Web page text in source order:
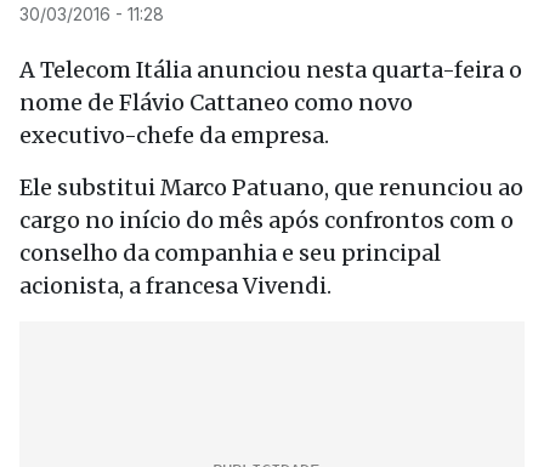
30/03/2016 - 11:28
A Telecom Itália anunciou nesta quarta-feira o
nome de Flávio Cattaneo como novo
executivo-chefe da empresa.
Ele substitui Marco Patuano, que renunciou ao
cargo no início do mês após confrontos com o
conselho da companhia e seu principal
acionista, a francesa Vivendi.